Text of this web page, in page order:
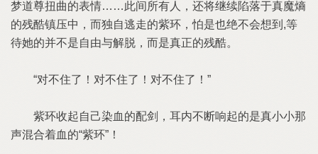
梦道尊扭曲的表情……此间所有人，还将继续陷落于真魔熵
的残酷镇压中，而独自逃走的紫环，怕是也绝不会想到,等
待她的并不是自由与解脱，而是真正的残酷。
“对不住了！对不住了！对不住了！”
紫环收起自己染血的配剑，耳内不断响起的是真小小那
声混合着血的“紫环”！